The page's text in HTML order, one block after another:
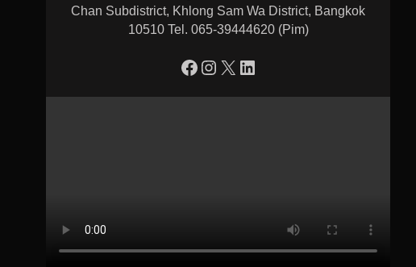
Chan Subdistrict, Khlong Sam Wa District, Bangkok
10510 Tel. 065-39444620 (Pim)
https://www.facebook.com/profile.php?id=100090086432719 Instagram X LinkedIn